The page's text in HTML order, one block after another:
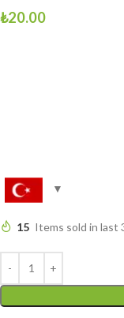
₺20.00
15 Items sold in last